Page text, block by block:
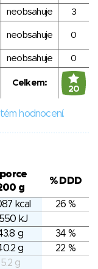
neobsahuje
3
neobsahuje 0
neobsahuje 0
Celkem:
20
hodnocení.
porce
g
% DDD
kcal
26 %
kJ
g
34 %
g
22 %
5.2 g